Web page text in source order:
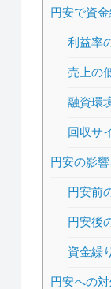
円安で資
利益率
売上の
融資環
回収サ
円安の影
円安前
円安後
資金繰
円安への